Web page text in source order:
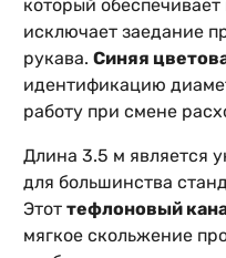
который
исключает заедание
рукава. Синяя
идентификацию
работу при смене
Длина 3.5 м является
для большинства
Этот тефлоновый
мягкое скольжение